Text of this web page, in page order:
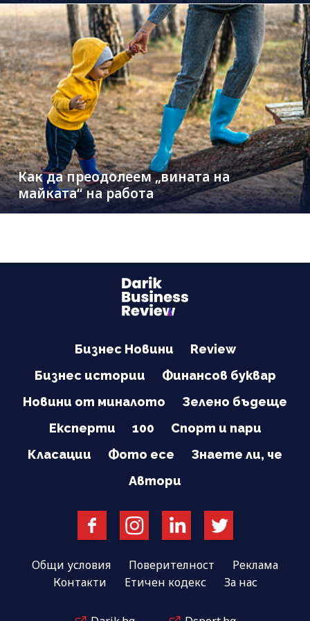
Как да преодолеем „вината на
майката“ на работа
Бизнес Новини
Review
Бизнес истории
Финансов буквар
Новини от миналото
Зелено бъдеще
Експерти
100
Спорт и пари
Класации
Фото есе
Знаете ли, че
Автори
Общи условия Поверителност
Реклама
Контакти
Етичен кодекс За нас